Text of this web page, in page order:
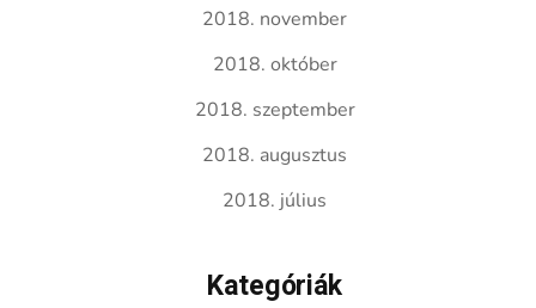
2018. november
2018. október
2018. szeptember
2018. augusztus
2018. július
Kategóriák